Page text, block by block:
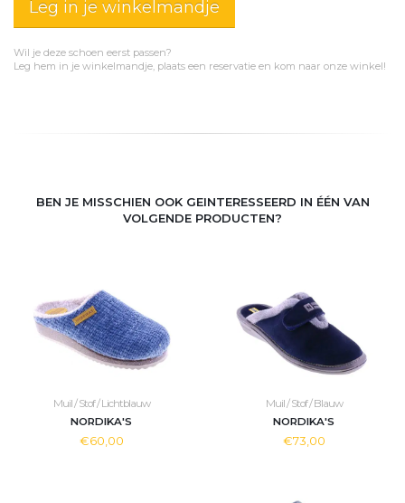
Leg in je winkelmandje
Wil je deze schoen eerst passen?
Leg hem in je winkelmandje, plaats een reservatie en kom naar onze winkel!
BEN JE MISSCHIEN OOK GEINTERESSEERD IN ÉÉN VAN
VOLGENDE PRODUCTEN?
Muil / Stof / Lichtblauw
NORDIKA'S
€60,00
Muil / Stof / Blauw
NORDIKA'S
€73,00